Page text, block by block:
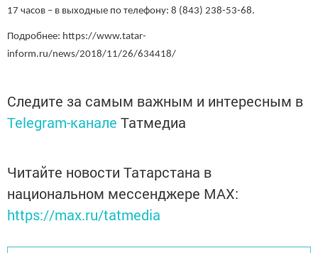
17 часов – в выходные по телефону: 8 (843) 238-53-68.
Подробнее: https://www.tatar-
inform.ru/news/2018/11/26/634418/
Следите за самым важным и интересным в
Telegram-канале Татмедиа
Читайте новости Татарстана в
национальном мессенджере MАХ:
https://max.ru/tatmedia